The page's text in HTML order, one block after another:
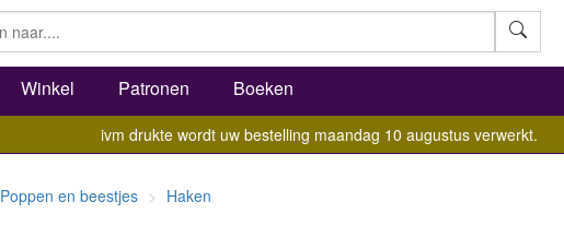
Winkel Patronen Boeken
ivm drukte wordt uw bestelling maandag 10 augustus verwerkt.
Poppen en beestjes Haken